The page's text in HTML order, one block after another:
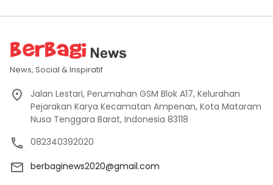
News, Social & Inspiratif
Jalan Lestari, Perumahan GSM Blok A17, Kelurahan
Pejarakan Karya Kecamatan Ampenan, Kota Mataram
Nusa Tenggara Barat, Indonesia 83118
082340392020
berbaginews2020@gmail.com